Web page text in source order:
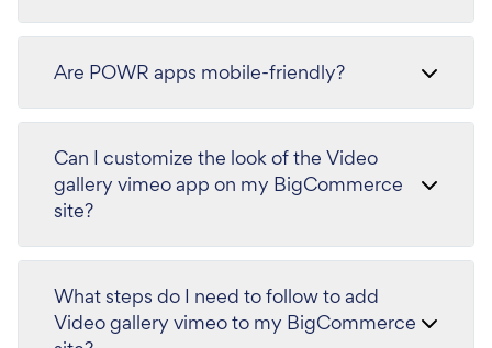
Are POWR apps mobile-friendly?
Can I customize the look of the Video
gallery vimeo app on my BigCommerce
site?
What steps do I need to follow to add
Video gallery vimeo to my BigCommerce